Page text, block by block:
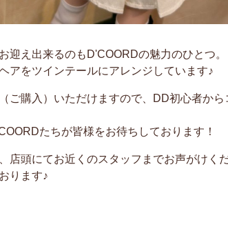
迎え出来るのもD'COORDの魅力のひとつ。
アをツインテールにアレンジしています♪
ご購入）いただけますので、DD初心者か
たちが皆様をお待ちしております！
店頭にてお近くのスタッフまでお声がけく
ります♪